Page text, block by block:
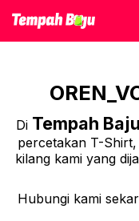
Di Tempah Baju
percetakan T-
kilang kami yang
Hubungi kami